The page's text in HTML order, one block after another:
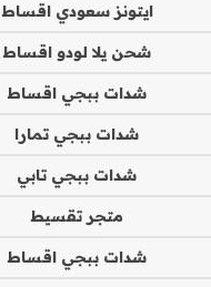
ايتونز سعودي اقساط
شحن يلا لودو اقساط
شدات ببجي اقساط
شدات ببجي تمارا
شدات ببجي تابي
متجر تقسيط
شدات ببجي اقساط